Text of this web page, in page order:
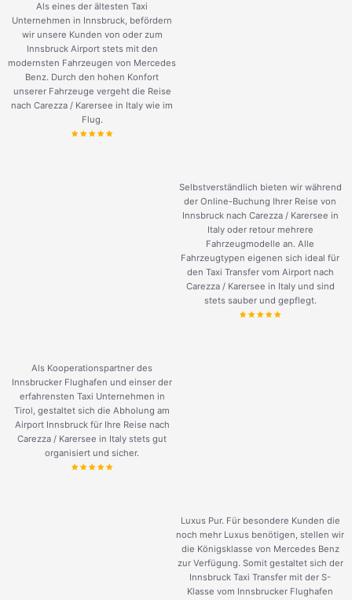
Als eines der ältesten Taxi
Unternehmen in Innsbruck, befördern
wir unsere Kunden von oder zum
Innsbruck Airport stets mit den
modernsten Fahrzeugen von Mercedes
Benz. Durch den hohen Konfort
unserer Fahrzeuge vergeht die Reise
nach Carezza / Karersee in Italy wie im
Flug.
Selbstverständlich bieten wir während
der Online-Buchung Ihrer Reise von
Innsbruck nach Carezza / Karersee in
Italy oder retour mehrere
Fahrzeugmodelle an. Alle
Fahrzeugtypen eigenen sich ideal für
den Taxi Transfer vom Airport nach
Carezza / Karersee in Italy und sind
stets sauber und gepflegt.
Als Kooperationspartner des
Innsbrucker Flughafen und einser der
erfahrensten Taxi Unternehmen in
Tirol, gestaltet sich die Abholung am
Airport Innsbruck für Ihre Reise nach
Carezza / Karersee in Italy stets gut
organisiert und sicher.
Luxus Pur. Für besondere Kunden die
noch mehr Luxus benötigen, stellen wir
die Königsklasse von Mercedes Benz
zur Verfügung. Somit gestaltet sich der
Innsbruck Taxi Transfer mit der S-
Klasse vom Innsbrucker Flughafen